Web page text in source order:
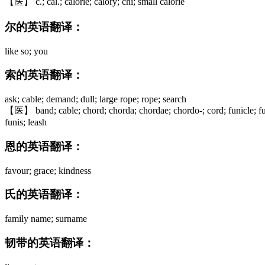
尔的英语翻译：
like so; you
索的英语翻译：
ask; cable; demand; dull; large rope; rope; search
【医】 band; cable; chord; chorda; chordae; chordo-; cord; funicle;
funis; leash
恩的英语翻译：
favour; grace; kindness
氏的英语翻译：
family name; surname
韧带的英语翻译：